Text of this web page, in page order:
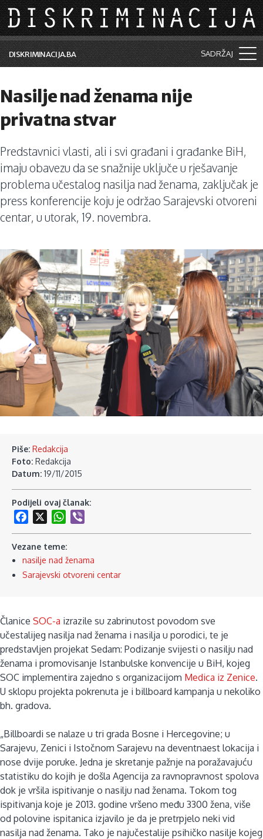
Skip to main content
DISKRIMINACIJA.BA SADRŽAJ
Vijesti i događaji
Aktuelne teme
Kolumne
Lične priče
Saradnja sa medijima
Pretraga
Nasilje nad ženama nije
privatna stvar
Predstavnici vlasti, ali i svi građani i građanke BiH,
imaju obavezu da se snažnije uključe u rješavanje
problema učestalog nasilja nad ženama, zaključak je
press konferencije koju je održao Sarajevski otvoreni
centar, u utorak, 19. novembra.
Piše: Redakcija
Foto: Redakcija
Datum: 19/11/2015
Podijeli ovaj članak:
Facebook
WhatsApp
Vezane teme:
nasilje nad ženama
Sarajevski otvoreni centar
Članice SOC-a izrazile su zabrinutost povodom sve
učestalijeg nasilja nad ženama i nasilja u porodici, te je
predstavljen projekat Sedam: Podizanje svijesti o nasilju nad
ženama i promovisanje Istanbulske konvencije u BiH, kojeg
SOC implementira zajedno s organizacijom Medica iz Zenice.
U sklopu projekta pokrenuta je i billboard kampanja u nekoliko
bh. gradova.
„Billboardi se nalaze u tri grada Bosne i Hercegovine; u
Sarajevu, Zenici i Istočnom Sarajevu na deventnaest lokacija i
nose dvije poruke. Jedna je skretanje pažnje na poražavajuću
statistiku do kojih je došla Agencija za ravnopravnost spolova
dok je vršila ispitivanje o nasilju nad ženama. Tokom tog
ispitivanja koje je 2013. godine vršeno među 3300 žena, više
od polovine ispitanica izjavilo je da je pretrpjelo neki vid
nasilja nad ženama. Tako je najučestalije psihičko nasilje kojeg